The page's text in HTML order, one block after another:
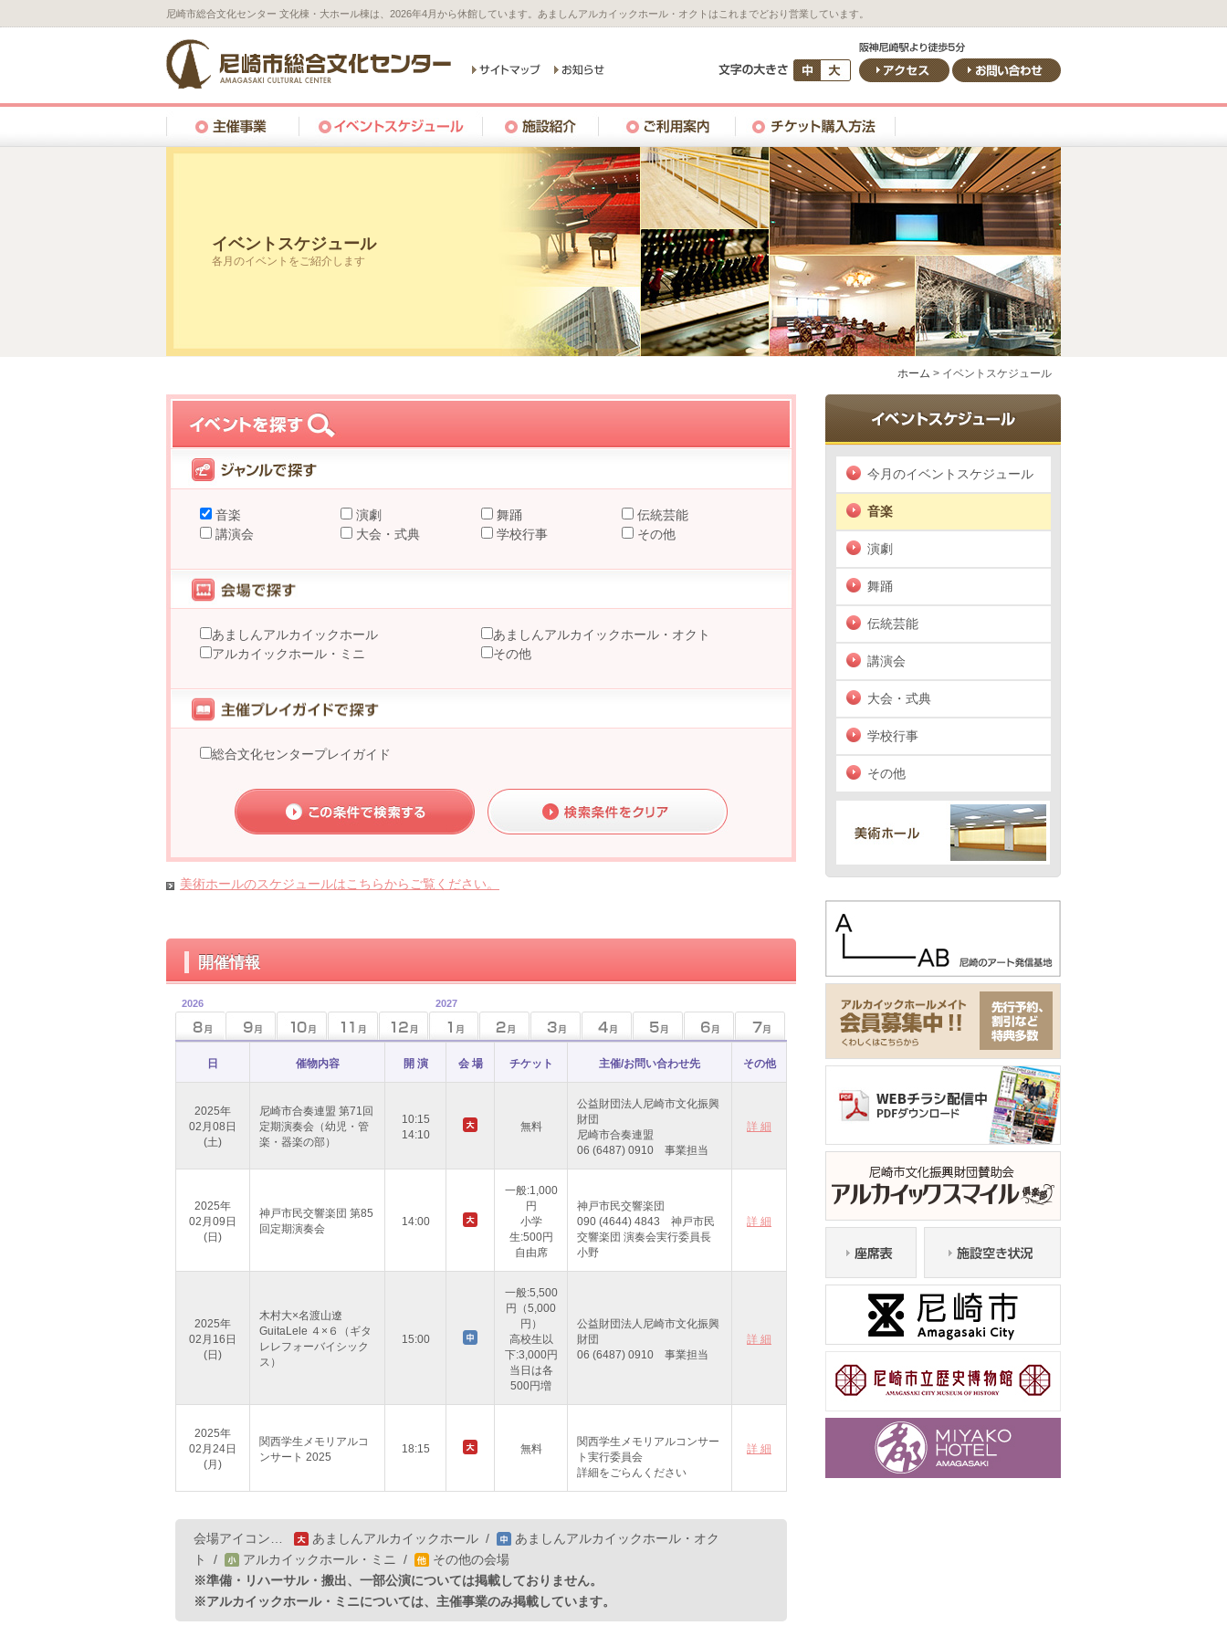
尼崎市総合文化センター 文化棟・大ホール棟は、2026年4月から休館しています。あましんアルカイックホール・オクトはこれまでどおり営業しています。
イベントスケジュール
各月のイベントをご紹介します
ホーム > イベントスケジュール
音楽 演劇 舞踊
伝統芸能
講演会
大会・式典 学校行事 その他
あましんアルカイックホール
あましんアルカイックホール・オクト
アルカイックホール・ミニ
その他
総合文化センタープレイガイド
美術ホールのスケジュールはこちらからご覧ください。
開催情報
2026 2027
日 催物内容 開 演 会 場 チケット 主催/お問い合わせ先 その他
2025年
02月08日
(土)
尼崎市合奏連盟 第71回
定期演奏会（幼児・管
楽・器楽の部）
10:15
14:10
無料
公益財団法人尼崎市文化振興
財団
尼崎市合奏連盟
06 (6487) 0910 事業担当
詳 細
2025年
02月09日
(日)
神戸市民交響楽団 第85
回定期演奏会
14:00
一般:1,000
円
小学
生:500円
自由席
神戸市民交響楽団
090 (4644) 4843 神戸市民
交響楽団 演奏会実行委員長
小野
詳 細
2025年
02月16日
(日)
木村大×名渡山遼
GuitaLele ４×６（ギタ
レレフォーバイシック
ス）
15:00
一般:5,500
円（5,000
円）
高校生以
下:3,000円
当日は各
500円増
公益財団法人尼崎市文化振興
財団
06 (6487) 0910 事業担当
詳 細
2025年
02月24日
(月)
関西学生メモリアルコ
ンサート 2025
18:15 無料
関西学生メモリアルコンサー
ト実行委員会
詳細をごらんください
詳 細
会場アイコン… あましんアルカイックホール /
あましんアルカイックホール・オク
ト
/ アルカイックホール・ミニ /
その他の会場
※準備・リハーサル・搬出、一部公演については掲載しておりません。
※アルカイックホール・ミニについては、主催事業のみ掲載しています。
今月のイベントスケジュール
音楽
演劇
舞踊
伝統芸能
講演会
大会・式典
学校行事
その他